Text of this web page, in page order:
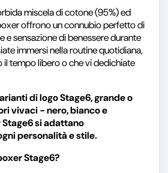
miscela di cotone (95%) ed
offrono un connubio perfetto di
e sensazione di benessere durante
immersi nella routine quotidiana,
il tempo libero o che vi dedichiate
di logo Stage6, grande o
vivaci - nero, bianco e
si adattano
personalità e stile.
Stage6?